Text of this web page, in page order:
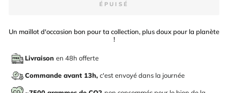
ÉPUISÉ
Un maillot d'occasion bon pour ta collection, plus doux pour la planète
!
Livraison en 48h offerte
Commande avant 13h, c'est envoyé dans la journée